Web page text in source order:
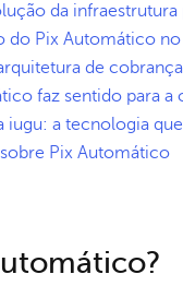
da
do Pix Automático
de
faz sentido para a
a tecnologia
Pix Automático